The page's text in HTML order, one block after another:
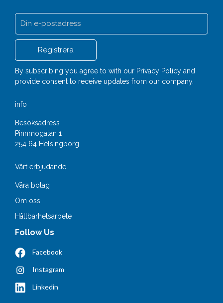
By subscribing you agree to with our Privacy Policy and
provide consent to receive updates from our company.
info
Besöksadress
Pinnmogatan 1
254 64 Helsingborg
Vårt erbjudande
Våra bolag
Om oss
Hållbarhetsarbete
Follow Us
Facebook
Instagram
Linkedin